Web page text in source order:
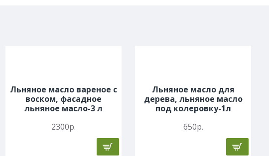
Льняное масло вареное с
воском, фасадное
льняное масло-3 л
2300р.
Льняное масло для
дерева, льняное масло
под колеровку-1л
650р.